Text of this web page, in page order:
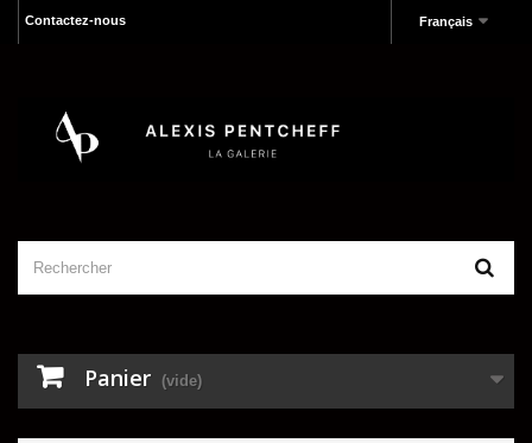
Français
Contactez-nous
Panier (vide)